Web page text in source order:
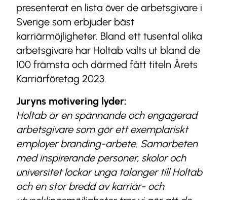
presenterat en lista över de arbetsgivare i
Sverige som erbjuder bäst
karriärmöjligheter. Bland ett tusental olika
arbetsgivare har Holtab valts ut bland de
100 främsta och därmed fått titeln Årets
Karriärföretag 2023.
Juryns motivering lyder:
Holtab är en spännande och engagerad
arbetsgivare som gör ett exemplariskt
employer branding-arbete. Samarbeten
med inspirerande personer, skolor och
universitet lockar unga talanger till Holtab
och en stor bredd av karriär- och